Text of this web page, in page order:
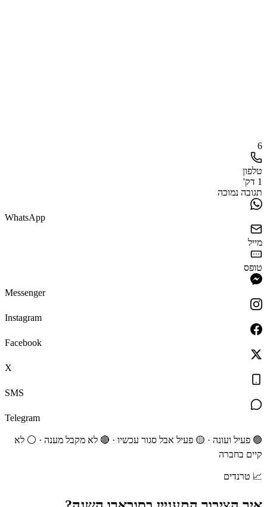
6
טלפון
1 דק'
תגובה נמוכה
WhatsApp
מייל
טופס
Messenger
Instagram
Facebook
X
SMS
Telegram
🟢 פעיל ועונה · 🟡 פעיל אבל סגור עכשיו · 🔴 לא מקבל מענה · ⚪ לא
קיים בחברה
📈 טרנדים